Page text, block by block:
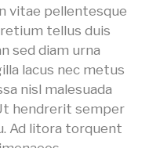
vitae pellentesque
tellus duis
sed diam urna
lacus nec metus
nisl malesuada
hendrerit semper
Ad litora torquent